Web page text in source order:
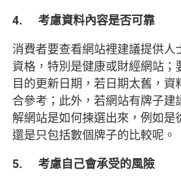
4. 考慮資料內容是否可靠
消費者要查看網站裡建議提供人
資格，特別是健康或財經網站；
目的更新日期，若日期太舊，資
合參考；此外，若網站有牌子建
解網站是如何揀選出來，例如是
還是只包括數個牌子的比較呢。
5. 考慮自己會承受的風險